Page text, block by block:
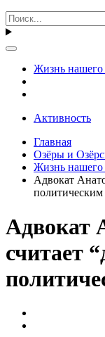
Жизнь нашего
Активность
Главная
Озёры и
Жизнь нашего
Адвокат
политическим
Адвокат
считает